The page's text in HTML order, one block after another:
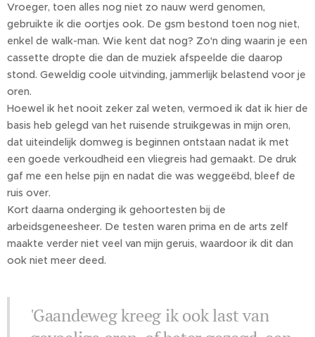
Vroeger, toen alles nog niet zo nauw werd genomen,
gebruikte ik die oortjes ook. De gsm bestond toen nog niet,
enkel de walk-man. Wie kent dat nog? Zo'n ding waarin je een
cassette dropte die dan de muziek afspeelde die daarop
stond. Geweldig coole uitvinding, jammerlijk belastend voor je
oren.
Hoewel ik het nooit zeker zal weten, vermoed ik dat ik hier de
basis heb gelegd van het ruisende struikgewas in mijn oren,
dat uiteindelijk domweg is beginnen ontstaan nadat ik met
een goede verkoudheid een vliegreis had gemaakt. De druk
gaf me een helse pijn en nadat die was weggeëbd, bleef de
ruis over.
Kort daarna onderging ik gehoortesten bij de
arbeidsgeneesheer. De testen waren prima en de arts zelf
maakte verder niet veel van mijn geruis, waardoor ik dit dan
ook niet meer deed.
'Gaandeweg kreeg ik ook last van